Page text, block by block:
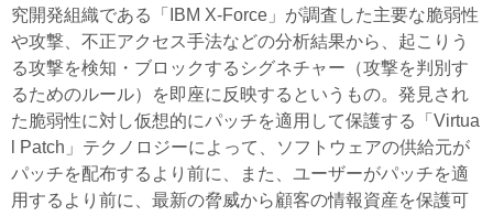
究開発組織である「IBM X-Force」が調査した主要な脆弱性
や攻撃、不正アクセス手法などの分析結果から、起こりう
る攻撃を検知・ブロックするシグネチャー（攻撃を判別す
るためのルール）を即座に反映するというもの。発見され
た脆弱性に対し仮想的にパッチを適用して保護する「Virtua
l Patch」テクノロジーによって、ソフトウェアの供給元が
パッチを配布するより前に、また、ユーザーがパッチを適
用するより前に、最新の脅威から顧客の情報資産を保護可